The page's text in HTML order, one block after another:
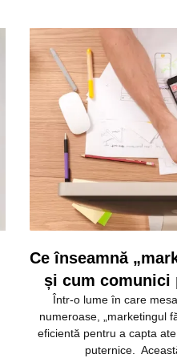
Ce înseamnă
și cum comunici
Într-o lume în care
numeroase, „marketingul
eficientă pentru a capta
puternice.